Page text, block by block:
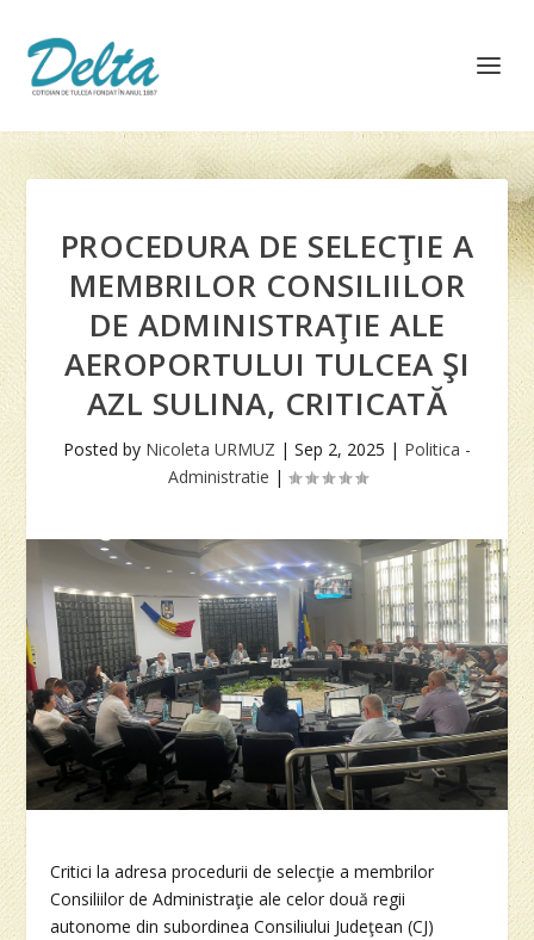
PROCEDURA DE SELECŢIE A
MEMBRILOR CONSILIILOR
DE ADMINISTRAŢIE ALE
AEROPORTULUI TULCEA ŞI
AZL SULINA, CRITICATĂ
Posted by Nicoleta URMUZ | Sep 2, 2025 | Politica -
Administratie |
Critici la adresa procedurii de selecţie a membrilor
Consiliilor de Administraţie ale celor două regii
autonome din subordinea Consiliului Judeţean (CJ)